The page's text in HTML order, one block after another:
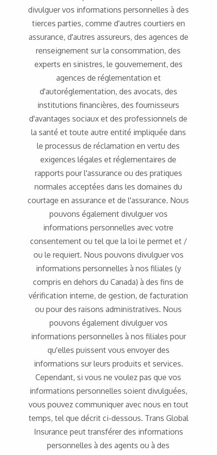
divulguer vos informations personnelles à des
tierces parties, comme d'autres courtiers en
assurance, d'autres assureurs, des agences de
renseignement sur la consommation, des
experts en sinistres, le gouvernement, des
agences de réglementation et
d'autoréglementation, des avocats, des
institutions financières, des fournisseurs
d'avantages sociaux et des professionnels de
la santé et toute autre entité impliquée dans
le processus de réclamation en vertu des
exigences légales et réglementaires de
rapports pour l'assurance ou des pratiques
normales acceptées dans les domaines du
courtage en assurance et de l'assurance. Nous
pouvons également divulguer vos
informations personnelles avec votre
consentement ou tel que la loi le permet et /
ou le requiert. Nous pouvons divulguer vos
informations personnelles à nos filiales (y
compris en dehors du Canada) à des fins de
vérification interne, de gestion, de facturation
ou pour des raisons administratives. Nous
pouvons également divulguer vos
informations personnelles à nos filiales pour
qu'elles puissent vous envoyer des
informations sur leurs produits et services.
Cependant, si vous ne voulez pas que vos
informations personnelles soient divulguées,
vous pouvez communiquer avec nous en tout
temps, tel que décrit ci-dessous. Trans Global
Insurance peut transférer des informations
personnelles à des agents ou à des